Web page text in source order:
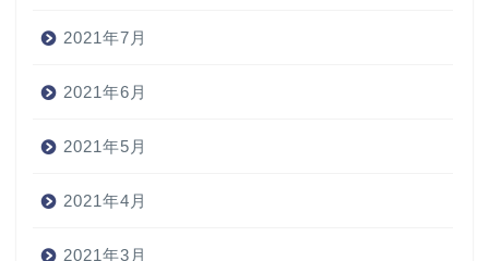
2021年7月
2021年6月
2021年5月
2021年4月
2021年3月